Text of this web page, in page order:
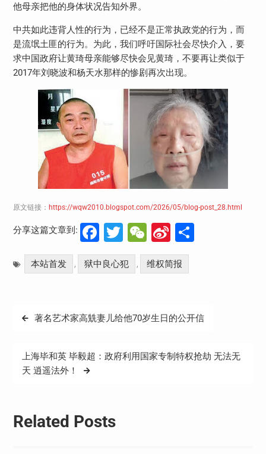
他母亲把他的身体状况告知外界。
中共如此违背人性的行为，已经不是正常执政党的行为，而
是流氓土匪的行为。为此，我们呼吁国际社会尽快介入，要
求中国政府让黄琦母亲能够尽快会见黄琦，不要再让类似于
2017年刘晓波和杨天水那样的惨剧再次出现。
原文链接： https://wqw2010.blogspot.com/2026/05/blog-post_28.html
分享这篇文章到: Facebook
Twitter
WeChat
Sina
Weibo
分
本站首发 , 狱中良心犯 , 维权简报
文
航
著名艺术家高兟妻儿给他70岁生日的公开信
上海毕和英 毕毅超：政府利用国家专制特权抢劫 无法无
天 逍遥法外！
Related Posts